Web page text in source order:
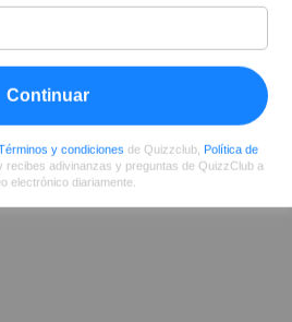
Nivel
93
Puntuación
468894
Preguntas
355
en Facebook
Continuar
y condiciones de Quizzclub, Política de
recibes adivinanzas y preguntas de QuizzClub a
electrónico diariamente.